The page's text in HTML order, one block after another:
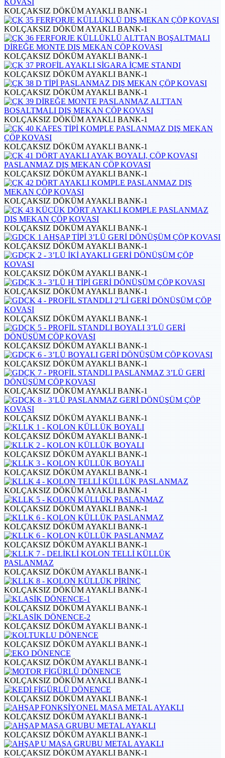
KOLÇAKSIZ DÖKÜM AYAKLI BANK-1
KOLÇAKSIZ DÖKÜM AYAKLI BANK-1
KOLÇAKSIZ DÖKÜM AYAKLI BANK-1
KOLÇAKSIZ DÖKÜM AYAKLI BANK-1
KOLÇAKSIZ DÖKÜM AYAKLI BANK-1
KOLÇAKSIZ DÖKÜM AYAKLI BANK-1
KOLÇAKSIZ DÖKÜM AYAKLI BANK-1
KOLÇAKSIZ DÖKÜM AYAKLI BANK-1
KOLÇAKSIZ DÖKÜM AYAKLI BANK-1
KOLÇAKSIZ DÖKÜM AYAKLI BANK-1
KOLÇAKSIZ DÖKÜM AYAKLI BANK-1
KOLÇAKSIZ DÖKÜM AYAKLI BANK-1
KOLÇAKSIZ DÖKÜM AYAKLI BANK-1
KOLÇAKSIZ DÖKÜM AYAKLI BANK-1
KOLÇAKSIZ DÖKÜM AYAKLI BANK-1
KOLÇAKSIZ DÖKÜM AYAKLI BANK-1
KOLÇAKSIZ DÖKÜM AYAKLI BANK-1
KOLÇAKSIZ DÖKÜM AYAKLI BANK-1
KOLÇAKSIZ DÖKÜM AYAKLI BANK-1
KOLÇAKSIZ DÖKÜM AYAKLI BANK-1
KOLÇAKSIZ DÖKÜM AYAKLI BANK-1
KOLÇAKSIZ DÖKÜM AYAKLI BANK-1
KOLÇAKSIZ DÖKÜM AYAKLI BANK-1
KOLÇAKSIZ DÖKÜM AYAKLI BANK-1
KOLÇAKSIZ DÖKÜM AYAKLI BANK-1
KOLÇAKSIZ DÖKÜM AYAKLI BANK-1
KOLÇAKSIZ DÖKÜM AYAKLI BANK-1
KOLÇAKSIZ DÖKÜM AYAKLI BANK-1
KOLÇAKSIZ DÖKÜM AYAKLI BANK-1
KOLÇAKSIZ DÖKÜM AYAKLI BANK-1
KOLÇAKSIZ DÖKÜM AYAKLI BANK-1
KOLÇAKSIZ DÖKÜM AYAKLI BANK-1
KOLÇAKSIZ DÖKÜM AYAKLI BANK-1
KOLÇAKSIZ DÖKÜM AYAKLI BANK-1
KOLÇAKSIZ DÖKÜM AYAKLI BANK-1
KOLÇAKSIZ DÖKÜM AYAKLI BANK-1